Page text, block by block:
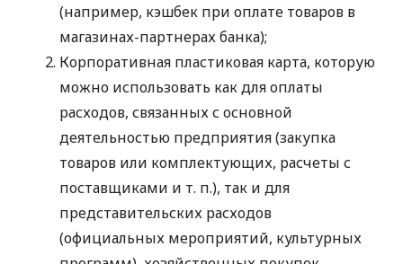
(например, кэшбек при оплате товаров в
магазинах-партнерах банка);
Корпоративная пластиковая карта, которую
можно использовать как для оплаты
расходов, связанных с основной
деятельностью предприятия (закупка
товаров или комплектующих, расчеты с
поставщиками и т. п.), так и для
представительских расходов
(официальных мероприятий, культурных